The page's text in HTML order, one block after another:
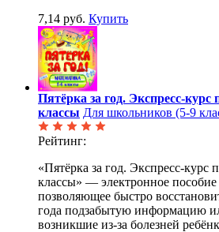
7,14 руб. Купить
Пятёрка за год. Экспресс-курс
классы Для школьников (5-9
Рейтинг:
«Пятёрка за год. Экспресс-курс
классы» — электронное пособие
позволяющее быстро
года подзабытую информацию
возникшие из-за болезней